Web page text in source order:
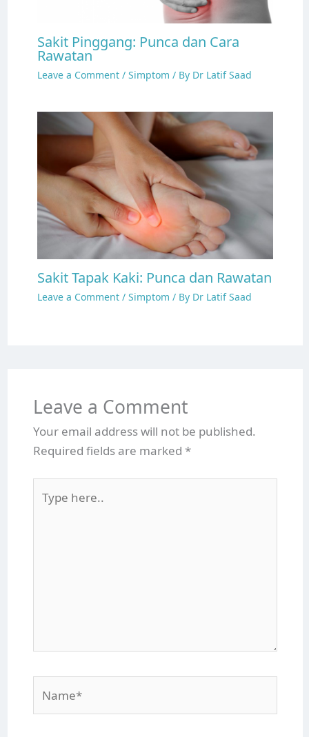
Sakit Pinggang: Punca dan Cara
Rawatan
Leave a Comment / Simptom / By Dr Latif Saad
Sakit Tapak Kaki: Punca dan Rawatan
Leave a Comment / Simptom / By Dr Latif Saad
Leave a Comment
Your email address will not be published.
Required fields are marked *
here..